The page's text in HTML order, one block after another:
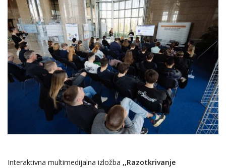
Interaktivna multimedijalna izložba ,,Razotkrivanje